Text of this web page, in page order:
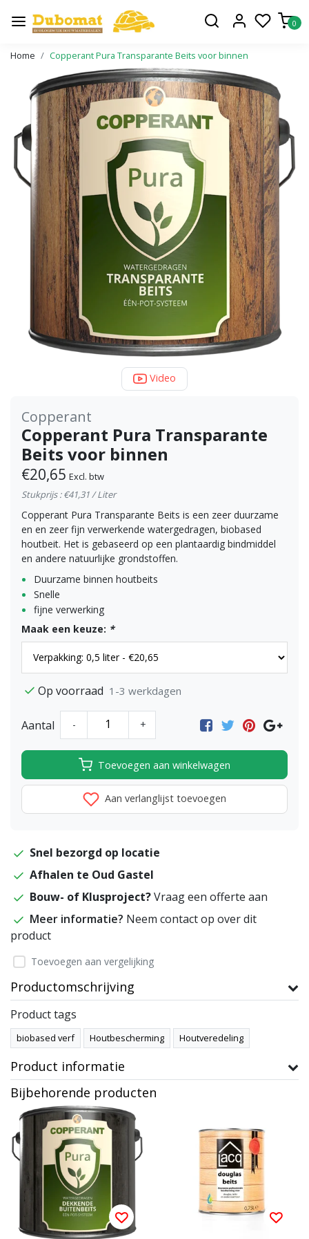
0
Home Copperant Pura Transparante Beits voor binnen
Video
Copperant
Copperant Pura Transparante
Beits voor binnen
€20,65 Excl. btw
Stukprijs : €41,31 / Liter
Copperant Pura Transparante Beits is een zeer duurzame
en en zeer fijn verwerkende watergedragen, biobased
houtbeit. Het is gebaseerd op een plantaardig bindmiddel
en andere natuurlijke grondstoffen.
Duurzame binnen houtbeits
Snelle
fijne verwerking
Maak een keuze: *
Op voorraad 1-3 werkdagen
Aantal - +
Toevoegen aan winkelwagen
Aan verlanglijst toevoegen
Snel bezorgd op locatie
Afhalen te Oud Gastel
Bouw- of Klusproject?Vraag een offerte aan
Meer informatie? Neem contact op over dit
product
Toevoegen aan vergelijking
Productomschrijving
Product tags
biobased verf Houtbescherming Houtveredeling
Product informatie
Bijbehorende producten